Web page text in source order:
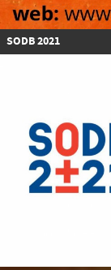
SODB 2021